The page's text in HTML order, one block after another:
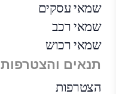
שמאי עסקים
שמאי רכב
שמאי רכוש
תנאים והצטרפות
הצטרפות